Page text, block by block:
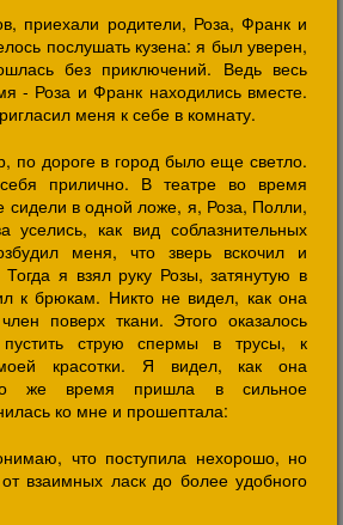
приехали родители, Роза, Франк и
послушать кузена: я был уверен,
без приключений. Ведь весь
- Роза и Франк находились вместе.
меня к себе в комнату.
по дороге в город было еще светло.
прилично. В театре во время
сидели в одной ложе, я, Роза, Полли,
как вид соблазнительных
меня, что зверь вскочил и
я взял руку Розы, затянутую в
к брюкам. Никто не видел, как она
поверх ткани. Этого оказалось
пустить струю спермы в трусы, к
красотки. Я видел, как она
же время пришла в сильное
ко мне и прошептала:
что поступила нехорошо, но
взаимных ласк до более удобного